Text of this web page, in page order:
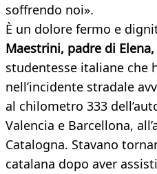
soffrendo noi».
È un dolore fermo e
Maestrini, padre di Elena,
studentesse italiane che
nell’incidente stradale
al chilometro 333
Valencia e Barcellona,
Catalogna. Stavano
catalana dopo aver